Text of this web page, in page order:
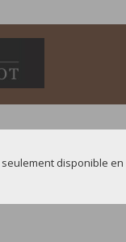
disponible en